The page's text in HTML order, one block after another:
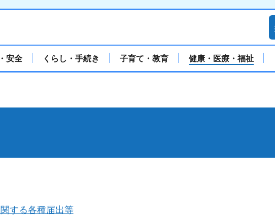
安全 くらし・手続き 子育て・教育 健康・医療・福祉
する各種届出等